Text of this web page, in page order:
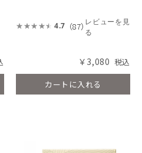
4.7 （87） レビューを見
る
￥3,080
カートに入れる